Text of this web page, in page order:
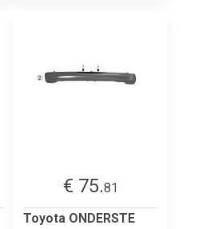
€ 75.81
Toyota ONDERSTE